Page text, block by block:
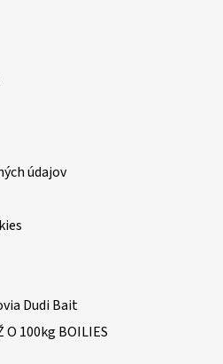
údajov
Dudi Bait
O 100kg BOILIES